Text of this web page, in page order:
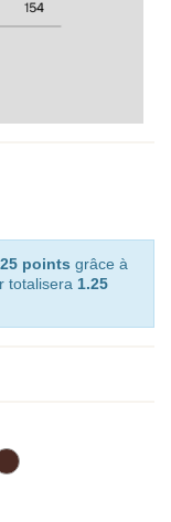
points grâce à
totalisera 1.25